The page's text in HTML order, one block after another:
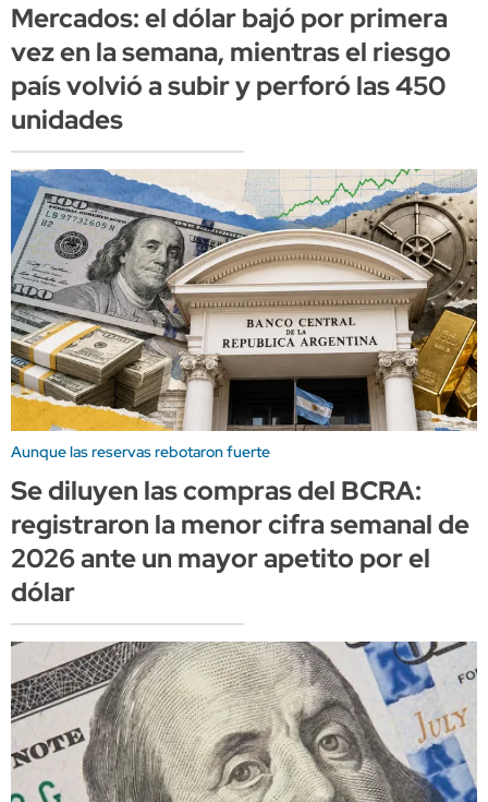
Mercados: el dólar bajó por primera
vez en la semana, mientras el riesgo
país volvió a subir y perforó las 450
unidades
Aunque las reservas rebotaron fuerte
Se diluyen las compras del BCRA:
registraron la menor cifra semanal de
2026 ante un mayor apetito por el
dólar